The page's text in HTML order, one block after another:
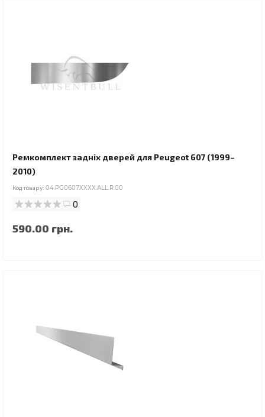
Ремкомплект задніх дверей для Peugeot 607 (1999–
2010)
Код товару: 04.PG0607XXXX.ALL.R.00
0
590.00 грн.